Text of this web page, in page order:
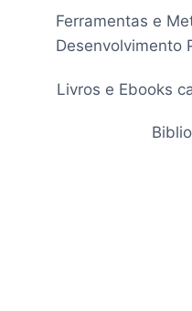
Conteúdo
Ferramentas e
Desenvolvimento
Livros e Ebooks